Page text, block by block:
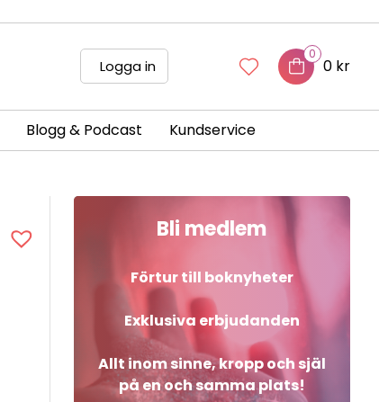
Logga in
0
0 kr
Blogg & Podcast Kundservice
Bli medlem
Förtur till boknyheter
Exklusiva erbjudanden
Allt inom sinne, kropp och själ
på en och samma plats!